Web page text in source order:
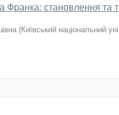
Франка: становлення та
(Київський національний